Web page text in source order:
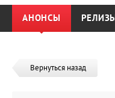
АНОНСЫ РЕЛИЗЫ
Вернуться назад